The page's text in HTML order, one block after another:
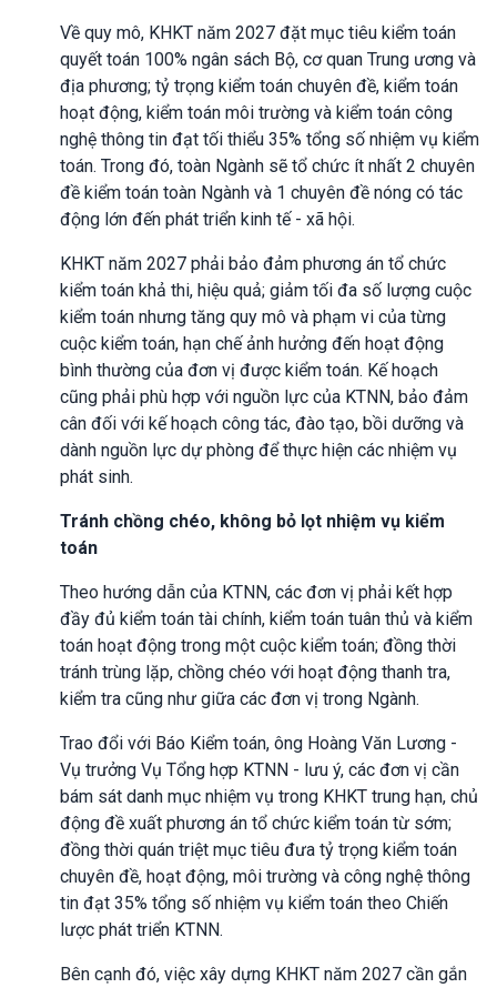
Về quy mô, KHKT năm 2027 đặt mục tiêu kiểm toán
quyết toán 100% ngân sách Bộ, cơ quan Trung ương và
địa phương; tỷ trọng kiểm toán chuyên đề, kiểm toán
hoạt động, kiểm toán môi trường và kiểm toán công
nghệ thông tin đạt tối thiểu 35% tổng số nhiệm vụ kiểm
toán. Trong đó, toàn Ngành sẽ tổ chức ít nhất 2 chuyên
đề kiểm toán toàn Ngành và 1 chuyên đề nóng có tác
động lớn đến phát triển kinh tế - xã hội.
KHKT năm 2027 phải bảo đảm phương án tổ chức
kiểm toán khả thi, hiệu quả; giảm tối đa số lượng cuộc
kiểm toán nhưng tăng quy mô và phạm vi của từng
cuộc kiểm toán, hạn chế ảnh hưởng đến hoạt động
bình thường của đơn vị được kiểm toán. Kế hoạch
cũng phải phù hợp với nguồn lực của KTNN, bảo đảm
cân đối với kế hoạch công tác, đào tạo, bồi dưỡng và
dành nguồn lực dự phòng để thực hiện các nhiệm vụ
phát sinh.
Tránh chồng chéo, không bỏ lọt nhiệm vụ kiểm
toán
Theo hướng dẫn của KTNN, các đơn vị phải kết hợp
đầy đủ kiểm toán tài chính, kiểm toán tuân thủ và kiểm
toán hoạt động trong một cuộc kiểm toán; đồng thời
tránh trùng lặp, chồng chéo với hoạt động thanh tra,
kiểm tra cũng như giữa các đơn vị trong Ngành.
Trao đổi với Báo Kiểm toán, ông Hoàng Văn Lương -
Vụ trưởng Vụ Tổng hợp KTNN - lưu ý, các đơn vị cần
bám sát danh mục nhiệm vụ trong KHKT trung hạn, chủ
động đề xuất phương án tổ chức kiểm toán từ sớm;
đồng thời quán triệt mục tiêu đưa tỷ trọng kiểm toán
chuyên đề, hoạt động, môi trường và công nghệ thông
tin đạt 35% tổng số nhiệm vụ kiểm toán theo Chiến
lược phát triển KTNN.
Bên cạnh đó, việc xây dựng KHKT năm 2027 cần gắn